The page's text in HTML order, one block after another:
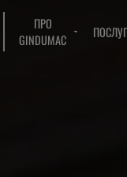
ПРО
GINDUMAC